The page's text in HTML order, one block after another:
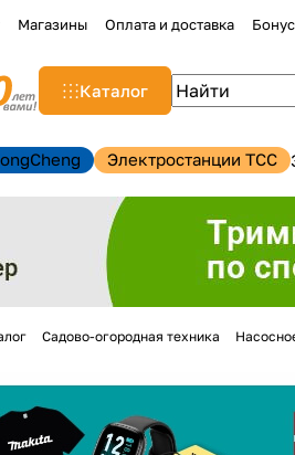
Магазины Оплата и доставка
Каталог
Электростанции TCC
Садово-огородная техника